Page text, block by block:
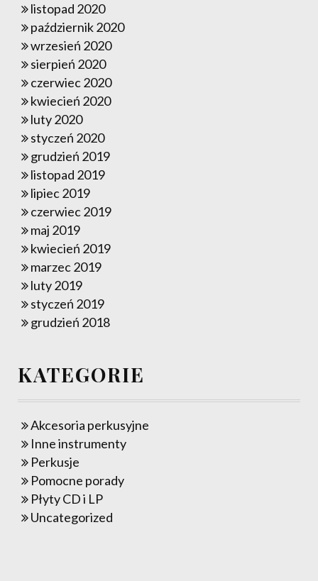
listopad 2020
październik 2020
wrzesień 2020
sierpień 2020
czerwiec 2020
kwiecień 2020
luty 2020
styczeń 2020
grudzień 2019
listopad 2019
lipiec 2019
czerwiec 2019
maj 2019
kwiecień 2019
marzec 2019
luty 2019
styczeń 2019
grudzień 2018
KATEGORIE
Akcesoria perkusyjne
Inne instrumenty
Perkusje
Pomocne porady
Płyty CD i LP
Uncategorized